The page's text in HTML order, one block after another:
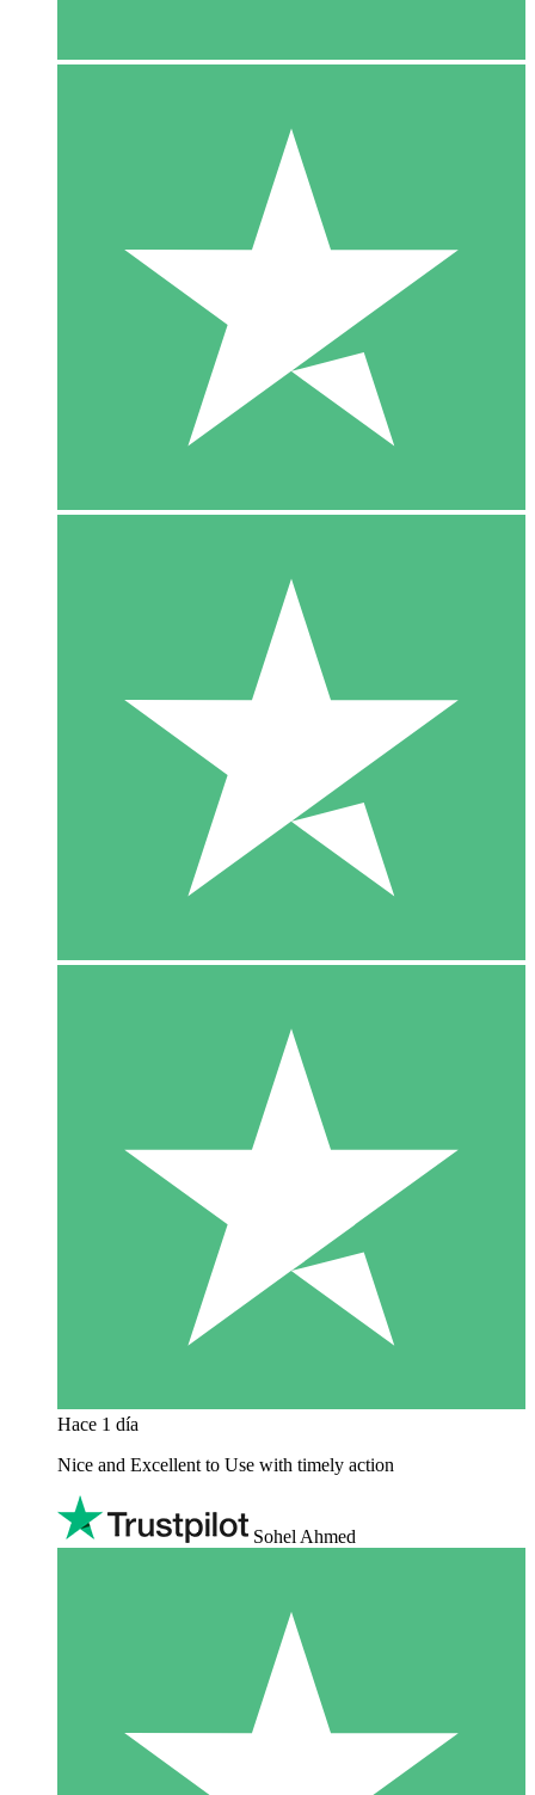
Hace 1 día
Nice and Excellent to Use with timely action
Sohel Ahmed